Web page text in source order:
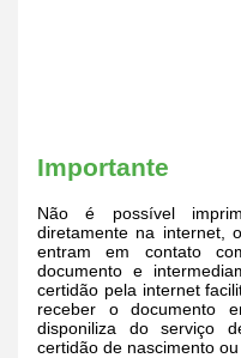
Importante
Não é possível
diretamente na internet,
entram em contato
documento e
certidão pela internet
receber o documento
disponiliza do serviço
certidão de nascimento